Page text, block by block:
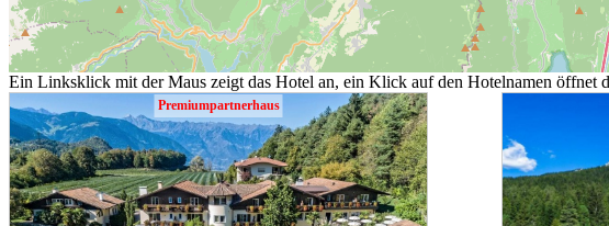
Ein Linksklick mit der Maus zeigt das Hotel an, ein Klick auf den Hotelnamen öffnet
Premiumpartnerhaus